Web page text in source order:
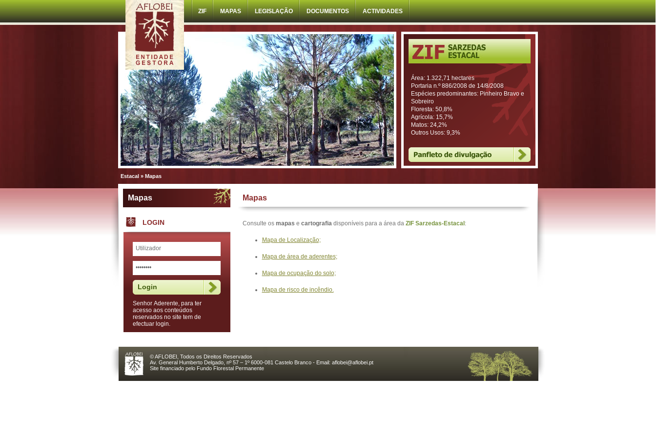
ZIF MAPAS LEGISLAÇÃO DOCUMENTOS ACTIVIDADES
Área: 1.322,71 hectares
Portaria n.º 886/2008 de 14/8/2008
Espécies predominantes: Pinheiro Bravo e
Sobreiro
Floresta: 50,8%
Agrícola: 15,7%
Matos: 24,2%
Outros Usos: 9,3%
Estacal» Mapas
Mapas
LOGIN
Senhor Aderente, para ter
acesso aos conteúdos
reservados no site tem de
efectuar login.
Mapas
Consulte os mapas e cartografiadisponíveis para a área da ZIF Sarzedas-Estacal :
Mapa de Localização;
Mapa de área de aderentes;
Mapa de ocupação do solo;
Mapa de risco de incêndio.
© AFLOBEI, Todos os Direitos Reservados
Av. General Humberto Delgado, nº 57 – 1º 6000-081 Castelo Branco - Email: aflobei@aflobei.pt
Site financiado pelo Fundo Florestal Permanente